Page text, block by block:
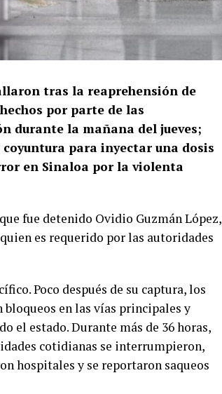
tras la reaprehensión de
por parte de las
durante la mañana del jueves;
para inyectar una dosis
en Sinaloa por la violenta
fue detenido Ovidio Guzmán López,
es requerido por las autoridades
Poco después de su captura, los
en las vías principales y
el estado. Durante más de 36 horas,
cotidianas se interrumpieron,
hospitales y se reportaron saqueos